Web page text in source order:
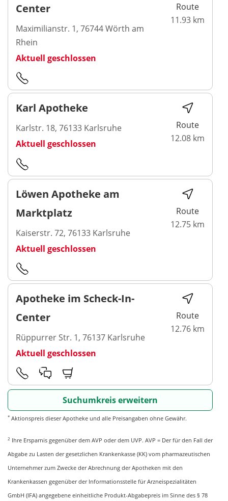
Center
Maximilianstr. 1, 76744 Wörth am
Rhein
Aktuell geschlossen
Route
11.93 km
Karl Apotheke
Karlstr. 18, 76133 Karlsruhe
Aktuell geschlossen
Route
12.08 km
Löwen Apotheke am
Marktplatz
Kaiserstr. 72, 76133 Karlsruhe
Aktuell geschlossen
Route
12.75 km
Apotheke im Scheck-In-
Center
Rüppurrer Str. 1, 76137 Karlsruhe
Aktuell geschlossen
Route
12.76 km
Suchumkreis erweitern
* Aktionspreis dieser Apotheke und alle Preisangaben ohne Gewähr.
2 Ihre Ersparnis gegenüber dem AVP oder dem UVP. AVP = Der für den Fall der
Abgabe zu Lasten der gesetzlichen Krankenkasse (KK) vom pharmazeutischen
Unternehmer zum Zwecke der Abrechnung der Apotheken mit den
Krankenkassen gegenüber der Informationsstelle für Arzneispezialitäten
GmbH (IFA) angegebene einheitliche Produkt-Abgabepreis im Sinne des § 78